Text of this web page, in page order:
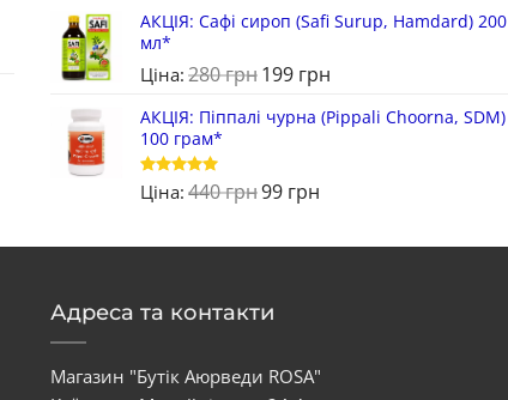
АКЦІЯ: Cафі сироп (Safi Surup, Hamdard) 200
мл*
Ціна: 280грн199 грн
АКЦІЯ: Піппалі чурна (Pippali Choorna, SDM)
100 грам*
Оцінено в
5з 5
Ціна: 440грн99 грн
Адреса та контакти
Магазин "Бутік Аюрведи ROSA"